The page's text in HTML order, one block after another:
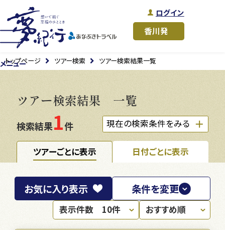
ログイン
メニュー
トップページ ツアー検索 ツアー検索結果一覧
ツアー検索結果 一覧
検索結果1件 現在の検索条件をみる
ツアーごとに表示 日付ごとに表示
お気に入り表示 条件を変更